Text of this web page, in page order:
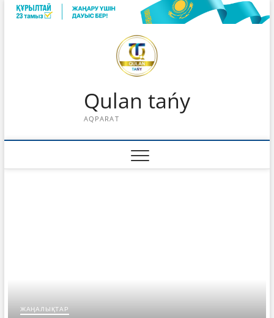
Skip
Qulan tańy
AQPARAT
ЖАҢАЛЫҚТАР